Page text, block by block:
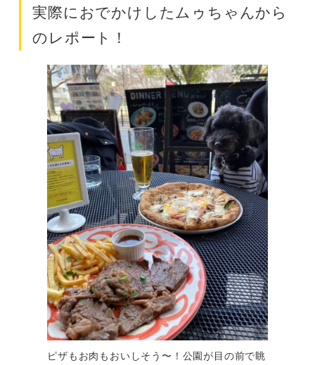
実際におでかけしたムゥちゃんから
のレポート！
ピザもお肉もおいしそう〜！公園が目の前で眺